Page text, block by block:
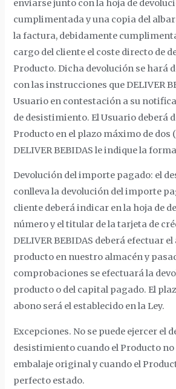
enviarse junto con la hoja de
cumplimentada y una copia del
la factura, debidamente
cargo del cliente el coste directo de
Producto. Dicha devolución se hará
con las instrucciones que DELIVER
Usuario en contestación a su
de desistimiento. El Usuario deberá
Producto en el plazo máximo de dos
DELIVER BEBIDAS le indique la
Devolución del importe pagado: el
conlleva la devolución del importe
cliente deberá indicar en la hoja de
número y el titular de la tarjeta de
DELIVER BEBIDAS deberá efectuar
producto en nuestro almacén y
comprobaciones se efectuará la
producto o del capital pagado. El
abono será el establecido en la Ley.
Excepciones. No se puede ejercer el
desistimiento cuando el Producto no
embalaje original y cuando el
perfecto estado.